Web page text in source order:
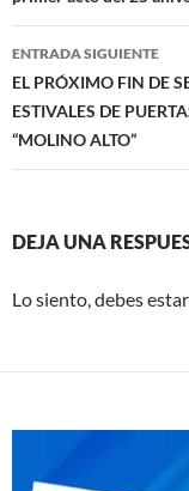
entradas
ENTRADA SIGUIENTE
EL PRÓXIMO FIN DE
ESTIVALES DE
“MOLINO ALTO”
DEJA UNA
Lo siento, debes estar